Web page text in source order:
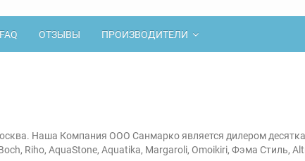
FAQ ОТЗЫВЫ ПРОИЗВОДИТЕЛИ
Наша Компания ООО Санмарко является дилером
Riho, AquaStone, Aquatika, Margaroli, Omoikiri, Фэма Стиль,